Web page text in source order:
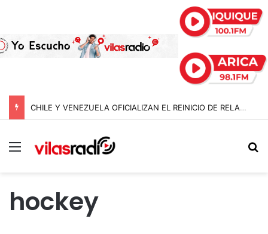
CHILE Y VENEZUELA OFICIALIZAN EL REINICIO DE RELACIONES CONSULARES Y AVANZAN HACIA LA NORMALIZACIÓN DE VÍNCULOS BILATERALES
Menú
hockey